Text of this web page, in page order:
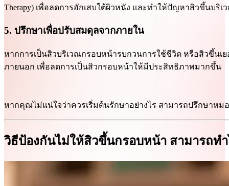
Therapy) เพื่อลดการอักเสบใต้ผิวหนัง และทำให้ปัญหาสิวขึ้นบริเ
5. ปรึกษาเพื่อปรับสมดุลจากภายใน
หากการเป็นสิวบริเวณกรอบหน้ารบกวนการใช้ชีวิต หรือสิวขึ้น
ภายนอก เพื่อลดการเป็นสิวกรอบหน้าให้มีประสิทธิภาพมากขึ้น
หากคุณไม่แน่ใจว่าควรเริ่มต้นรักษาอย่างไร สามารถปรึกษาหม
วิธีป้องกันไม่ให้สิวขึ้นกรอบหน้า สามารถทำ